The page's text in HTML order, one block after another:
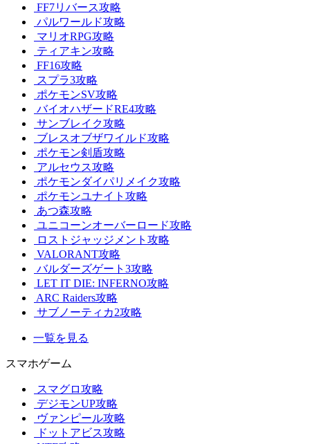
FF7リバース攻略
パルワールド攻略
マリオRPG攻略
ティアキン攻略
FF16攻略
スプラ3攻略
ポケモンSV攻略
バイオハザードRE4攻略
サンブレイク攻略
ブレスオブザワイルド攻略
ポケモン剣盾攻略
アルセウス攻略
ポケモンダイパリメイク攻略
ポケモンユナイト攻略
あつ森攻略
ユニコーンオーバーロード攻略
ロストジャッジメント攻略
VALORANT攻略
バルダーズゲート3攻略
LET IT DIE: INFERNO攻略
ARC Raiders攻略
サブノーティカ2攻略
一覧を見る
スマホゲーム
スマグロ攻略
デジモンUP攻略
ヴァンピール攻略
ドットアビス攻略